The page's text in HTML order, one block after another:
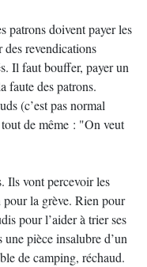
patrons doivent payer les
revendications
Il faut bouffer, payer un
faute des patrons.
(c’est pas normal
de même : "On veut
Ils vont percevoir les
pour la grève. Rien pour
pour l’aider à trier ses
pièce insalubre d’un
de camping, réchaud.